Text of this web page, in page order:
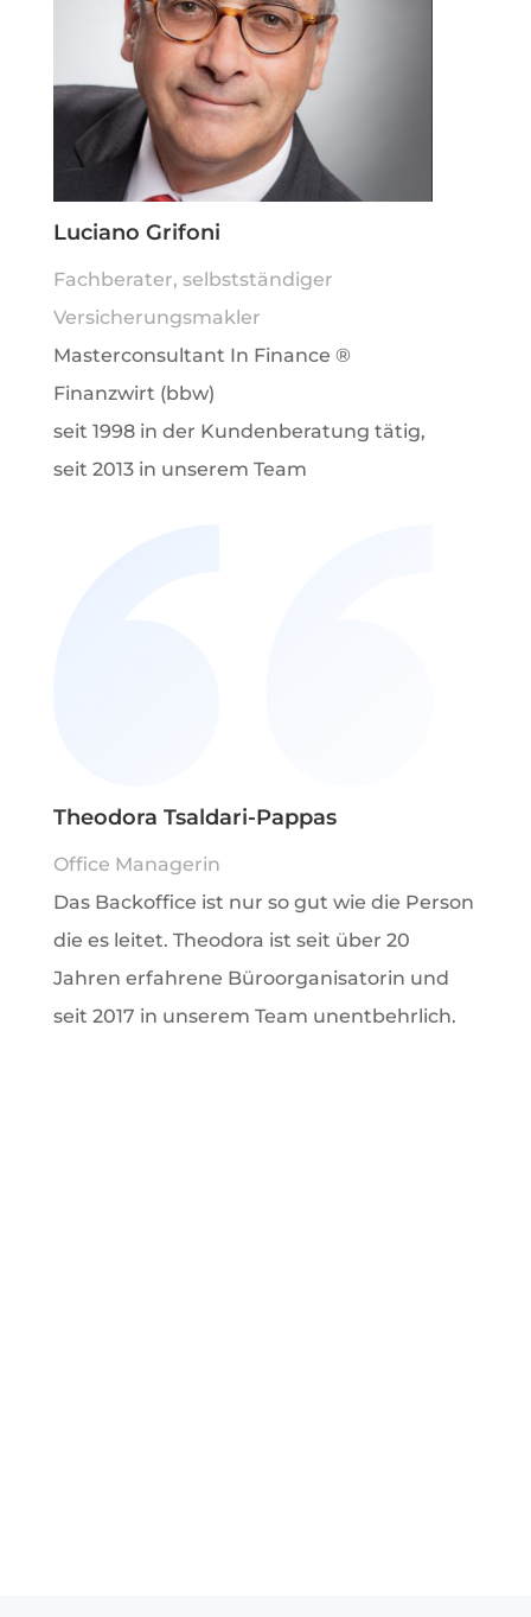
Luciano Grifoni
Fachberater, selbstständiger
Versicherungsmakler
Masterconsultant In Finance ®
Finanzwirt (bbw)
seit 1998 in der Kundenberatung tätig,
seit 2013 in unserem Team
Theodora Tsaldari-Pappas
Office Managerin
Das Backoffice ist nur so gut wie die Person
die es leitet. Theodora ist seit über 20
Jahren erfahrene Büroorganisatorin und
seit 2017 in unserem Team unentbehrlich.